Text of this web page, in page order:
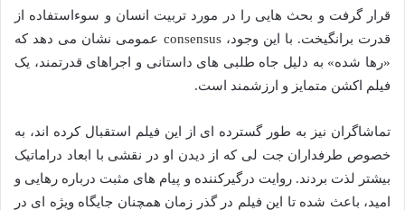
قرار گرفت و بحث هایی را در مورد تربیت انسان و سوءاستفاده از
قدرت برانگیخت. با این وجود، consensus عمومی نشان می دهد که
«رها شده» به دلیل جاه طلبی های داستانی و اجراهای قدرتمند، یک
فیلم اکشن متمایز و ارزشمند است.
تماشاگران نیز به طور گسترده ای از این فیلم استقبال کرده اند، به
خصوص طرفداران جت لی که از دیدن او در نقشی با ابعاد دراماتیک
بیشتر لذت بردند. روایت درگیرکننده و پیام های مثبت درباره رهایی و
امید، باعث شده تا این فیلم در گذر زمان همچنان جایگاه ویژه ای در